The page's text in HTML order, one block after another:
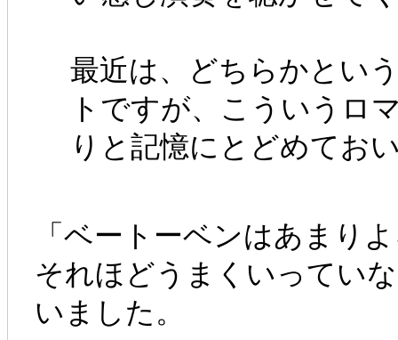
最近は、どちらかとい
トですが、こういうロ
りと記憶にとどめてお
「ベートーベンはあまり
それほどうまくいってい
いました。